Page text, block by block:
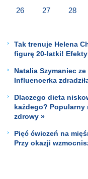
26 27 28
Tak trenuje Helena
figurę 20-latki!
Natalia Szymaniec
Influencerka
Dlaczego dieta
każdego?
zdrowy »
Pięć ćwiczeń na
Przy okazji